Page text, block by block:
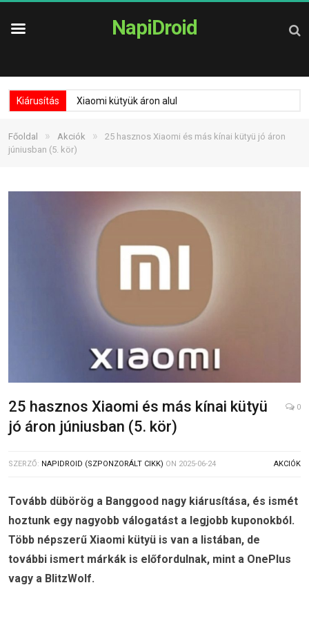
NapiDroid
Kiárusítás Xiaomi kütyük áron alul
Főoldal » Akciók »
25 hasznos Xiaomi és más kínai kütyü jó áron
júniusban (5. kör)
25 hasznos Xiaomi és más kínai kütyü
jó áron júniusban (5. kör)
0
SZERZŐ: NAPIDROID (SZPONZORÁLT CIKK) ON 2025-06-24 AKCIÓK
Tovább dübörög a Banggood nagy kiárusítása, és ismét
hoztunk egy nagyobb válogatást a legjobb kuponokból.
Több népszerű Xiaomi kütyü is van a listában, de
további ismert márkák is előfordulnak, mint a OnePlus
vagy a BlitzWolf.